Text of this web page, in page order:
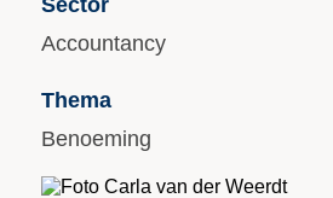
Sector
Accountancy
Thema
Benoeming